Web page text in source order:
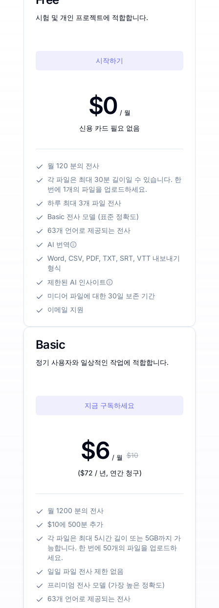
시험 및 개인 프로젝트에 적합합니다.
시작하기
$0 / 월
신용 카드 필요 없음
월 120 분의 전사
각 파일은 최대 30분 길이일 수 있습니다. 한
번에 1개의 파일을 업로드하세요.
하루 최대 3개 파일 전사
Basic 전사 모델 (표준 정확도)
63개 언어로 제공되는 전사
AI 번역
Word, CSV, PDF, TXT, SRT, VTT 내보내기
형식
제한된 AI 인사이트
미디어 파일에 대한 30일 보존 기간
이메일 지원
Basic
정기 사용자와 일상적인 작업에 적합합니다.
지금 구독하세요
$6 / 월 $10
($72 / 년, 연간 청구)
월 1200 분의 전사
$10에 500분 추가
각 파일은 최대 5시간 길이 또는 5GB까지 가
능합니다. 한 번에 50개의 파일을 업로드하
세요.
일일 파일 전사 제한 없음
프리미엄 전사 모델 (가장 높은 정확도)
63개 언어로 제공되는 전사